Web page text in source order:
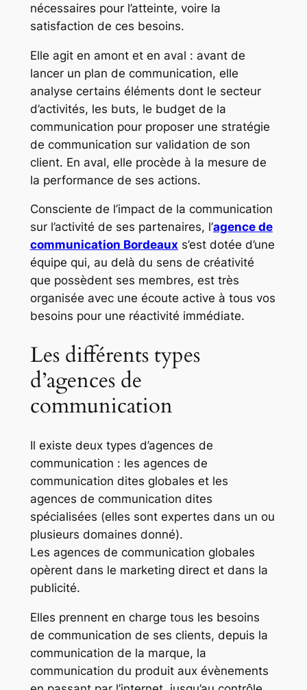
nécessaires pour l’atteinte, voire la
satisfaction de ces besoins.
Elle agit en amont et en aval : avant de
lancer un plan de communication, elle
analyse certains éléments dont le secteur
d’activités, les buts, le budget de la
communication pour proposer une stratégie
de communication sur validation de son
client. En aval, elle procède à la mesure de
la performance de ses actions.
Consciente de l’impact de la communication
sur l’activité de ses partenaires, l’agence de
communication Bordeaux s’est dotée d’une
équipe qui, au delà du sens de créativité
que possèdent ses membres, est très
organisée avec une écoute active à tous vos
besoins pour une réactivité immédiate.
Les différents types
d’agences de
communication
Il existe deux types d’agences de
communication : les agences de
communication dites globales et les
agences de communication dites
spécialisées (elles sont expertes dans un ou
plusieurs domaines donné).
Les agences de communication globales
opèrent dans le marketing direct et dans la
publicité.
Elles prennent en charge tous les besoins
de communication de ses clients, depuis la
communication de la marque, la
communication du produit aux évènements